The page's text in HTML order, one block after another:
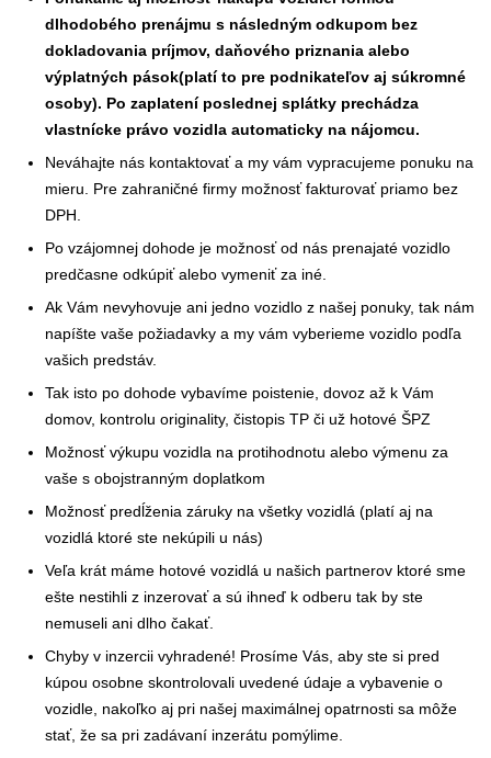
dlhodobého prenájmu s následným odkupom bez
dokladovania príjmov, daňového priznania alebo
výplatných pások(platí to pre podnikateľov aj súkromné
osoby). Po zaplatení poslednej splátky prechádza
vlastnícke právo vozidla automaticky na nájomcu.
Neváhajte nás kontaktovať a my vám vypracujeme ponuku na
mieru. Pre zahraničné firmy možnosť fakturovať priamo bez
DPH.
Po vzájomnej dohode je možnosť od nás prenajaté vozidlo
predčasne odkúpiť alebo vymeniť za iné.
Ak Vám nevyhovuje ani jedno vozidlo z našej ponuky, tak nám
napíšte vaše požiadavky a my vám vyberieme vozidlo podľa
vašich predstáv.
Tak isto po dohode vybavíme poistenie, dovoz až k Vám
domov, kontrolu originality, čistopis TP či už hotové ŠPZ
Možnosť výkupu vozidla na protihodnotu alebo výmenu za
vaše s obojstranným doplatkom
Možnosť predĺženia záruky na všetky vozidlá (platí aj na
vozidlá ktoré ste nekúpili u nás)
Veľa krát máme hotové vozidlá u našich partnerov ktoré sme
ešte nestihli z inzerovať a sú ihneď k odberu tak by ste
nemuseli ani dlho čakať.
Chyby v inzercii vyhradené! Prosíme Vás, aby ste si pred
kúpou osobne skontrolovali uvedené údaje a vybavenie o
vozidle, nakoľko aj pri našej maximálnej opatrnosti sa môže
stať, že sa pri zadávaní inzerátu pomýlime.